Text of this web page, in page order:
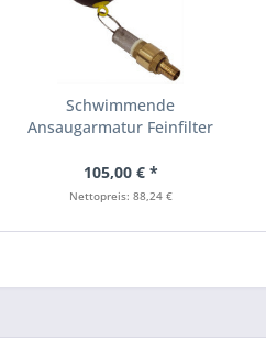
Schwimmende
Ansaugarmatur Feinfilter
105,00 € *
Nettopreis: 88,24 €